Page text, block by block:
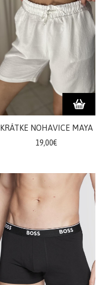
KRÁTKE NOHAVICE MAYA
19,00€